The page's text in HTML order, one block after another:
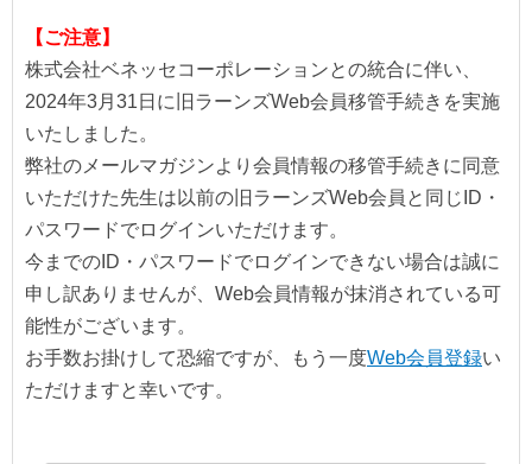
【ご注意】
株式会社ベネッセコーポレーションとの統合に伴い、
2024年3月31日に旧ラーンズWeb会員移管手続きを実施
いたしました。
弊社のメールマガジンより会員情報の移管手続きに同意
いただけた先生は以前の旧ラーンズWeb会員と同じID・
パスワードでログインいただけます。
今までのID・パスワードでログインできない場合は誠に
申し訳ありませんが、Web会員情報が抹消されている可
能性がございます。
お手数お掛けして恐縮ですが、もう一度Web会員登録い
ただけますと幸いです。